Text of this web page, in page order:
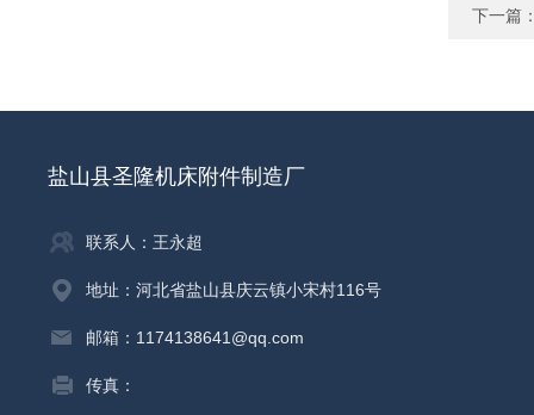
下一篇
盐山县圣隆机床附件制造厂
联系人：王永超
地址：河北省盐山县庆云镇小宋村116号
邮箱：1174138641@qq.com
传真：